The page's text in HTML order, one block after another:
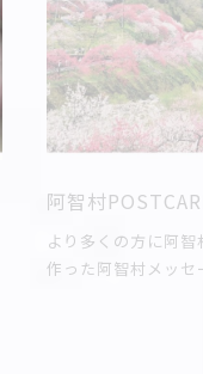
阿智村
より多くの方に阿
作った阿智村メッセ